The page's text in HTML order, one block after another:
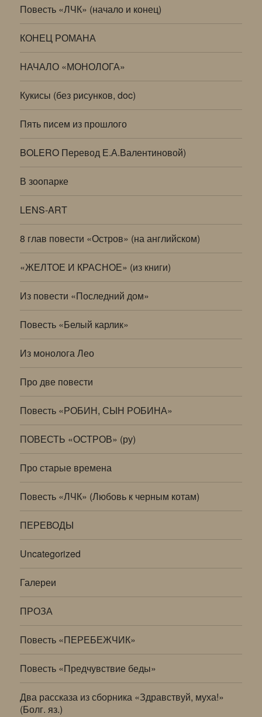
Повесть «ЛЧК» (начало и конец)
КОНЕЦ РОМАНА
НАЧАЛО «МОНОЛОГА»
Кукисы (без рисунков, doc)
Пять писем из прошлого
BOLERO Перевод Е.А.Валентиновой)
В зоопарке
LENS-ART
8 глав повести «Остров» (на английском)
«ЖЕЛТОЕ И КРАСНОЕ» (из книги)
Из повести «Последний дом»
Повесть «Белый карлик»
Из монолога Лео
Про две повести
Повесть «РОБИН, СЫН РОБИНА»
ПОВЕСТЬ «ОСТРОВ» (ру)
Про старые времена
Повесть «ЛЧК» (Любовь к черным котам)
ПЕРЕВОДЫ
Uncategorized
Галереи
ПРОЗА
Повесть «ПЕРЕБЕЖЧИК»
Повесть «Предчувствие беды»
Два рассказа из сборника «Здравствуй, муха!»
(Болг. яз.)